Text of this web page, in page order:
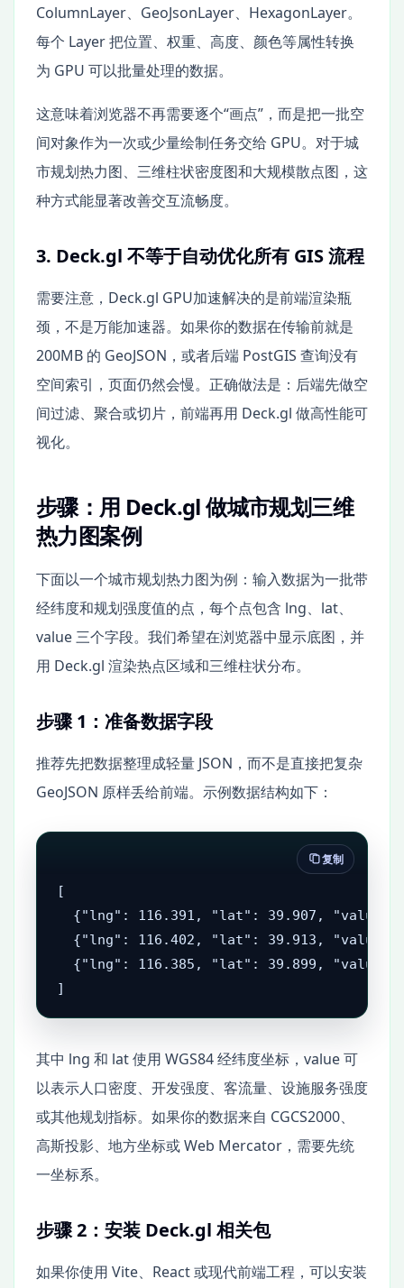
ColumnLayer、GeoJsonLayer、HexagonLayer。
每个 Layer 把位置、权重、高度、颜色等属性转换
为 GPU 可以批量处理的数据。
这意味着浏览器不再需要逐个“画点”，而是把一批空
间对象作为一次或少量绘制任务交给 GPU。对于城
市规划热力图、三维柱状密度图和大规模散点图，这
种方式能显著改善交互流畅度。
3. Deck.gl 不等于自动优化所有 GIS 流程
需要注意，Deck.gl GPU加速解决的是前端渲染瓶
颈，不是万能加速器。如果你的数据在传输前就是
200MB 的 GeoJSON，或者后端 PostGIS 查询没有
空间索引，页面仍然会慢。正确做法是：后端先做空
间过滤、聚合或切片，前端再用 Deck.gl 做高性能可
视化。
步骤：用 Deck.gl 做城市规划三维
热力图案例
下面以一个城市规划热力图为例：输入数据为一批带
经纬度和规划强度值的点，每个点包含 lng、lat、
value 三个字段。我们希望在浏览器中显示底图，并
用 Deck.gl 渲染热点区域和三维柱状分布。
步骤 1：准备数据字段
推荐先把数据整理成轻量 JSON，而不是直接把复杂
GeoJSON 原样丢给前端。示例数据结构如下：
[
{"lng": 116.391, "lat": 39.907, "value":
{"lng": 116.402, "lat": 39.913, "value":
{"lng": 116.385, "lat": 39.899, "value":
]
复制
其中 lng 和 lat 使用 WGS84 经纬度坐标，value 可
以表示人口密度、开发强度、客流量、设施服务强度
或其他规划指标。如果你的数据来自 CGCS2000、
高斯投影、地方坐标或 Web Mercator，需要先统
一坐标系。
步骤 2：安装 Deck.gl 相关包
如果你使用 Vite、React 或现代前端工程，可以安装